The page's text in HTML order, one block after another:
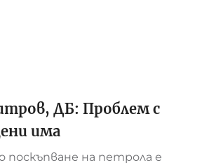
ДБ: Проблем с
има
на петрола е